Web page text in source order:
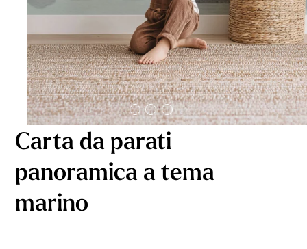
Carta da parati
panoramica a tema
marino